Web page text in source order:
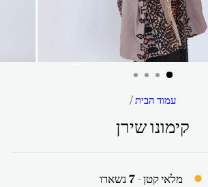
עמוד הבית/
קימונו שירן
מלאי קטן - 7 נשארו